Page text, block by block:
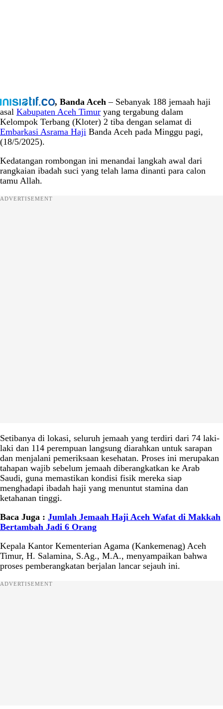
, Banda Aceh– Sebanyak 188 jemaah haji
asal Kabupaten Aceh Timur yang tergabung dalam
Kelompok Terbang (Kloter) 2 tiba dengan selamat di
Embarkasi Asrama Haji Banda Aceh pada Minggu pagi,
(18/5/2025).
Kedatangan rombongan ini menandai langkah awal dari
rangkaian ibadah suci yang telah lama dinanti para calon
tamu Allah.
ADVERTISEMENT
Setibanya di lokasi, seluruh jemaah yang terdiri dari 74 laki-
laki dan 114 perempuan langsung diarahkan untuk sarapan
dan menjalani pemeriksaan kesehatan. Proses ini merupakan
tahapan wajib sebelum jemaah diberangkatkan ke Arab
Saudi, guna memastikan kondisi fisik mereka siap
menghadapi ibadah haji yang menuntut stamina dan
ketahanan tinggi.
Baca Juga : Jumlah Jemaah Haji Aceh Wafat di Makkah
Bertambah Jadi 6 Orang
Kepala Kantor Kementerian Agama (Kankemenag) Aceh
Timur, H. Salamina, S.Ag., M.A., menyampaikan bahwa
proses pemberangkatan berjalan lancar sejauh ini.
ADVERTISEMENT